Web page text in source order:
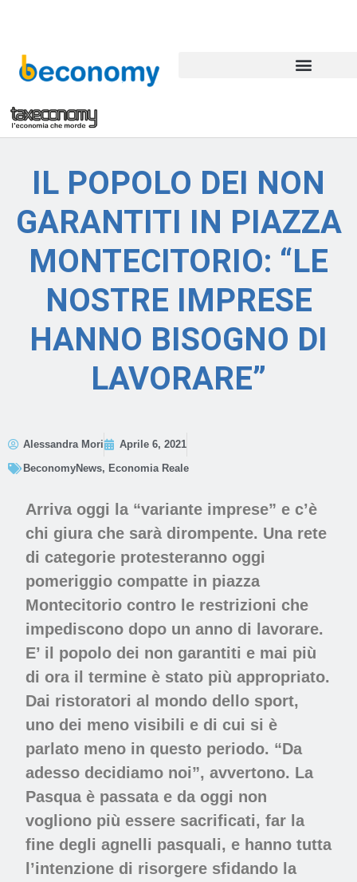
IL POPOLO DEI NON
GARANTITI IN PIAZZA
MONTECITORIO: “LE
NOSTRE IMPRESE
HANNO BISOGNO DI
LAVORARE”
Alessandra Mori
Aprile 6, 2021
BeconomyNews, Economia Reale
Arriva oggi la “variante imprese” e c’è
chi giura che sarà dirompente. Una rete
di categorie protesteranno oggi
pomeriggio compatte in piazza
Montecitorio contro le restrizioni che
impediscono dopo un anno di lavorare.
E’ il popolo dei non garantiti e mai più
di ora il termine è stato più appropriato.
Dai ristoratori al mondo dello sport,
uno dei meno visibili e di cui si è
parlato meno in questo periodo. “Da
adesso decidiamo noi”, avvertono. La
Pasqua è passata e da oggi non
vogliono più essere sacrificati, far la
fine degli agnelli pasquali, e hanno tutta
l’intenzione di risorgere sfidando la